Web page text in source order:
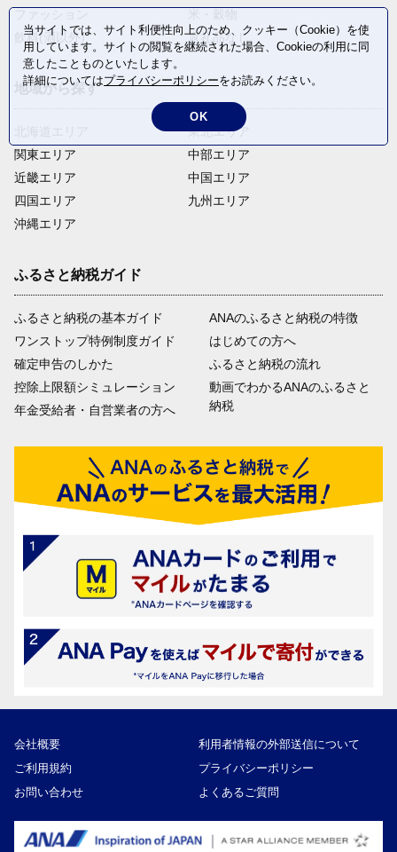
飲料(酒以外)
返礼品なし
地域から探す
関東エリア
近畿エリア
四国エリア
沖縄エリア
東北エリア
中部エリア
中国エリア
九州エリア
ふるさと納税ガイド
ふるさと納税の基本ガイド
ワンストップ特例制度ガイド
確定申告のしかた
控除上限額シミュレーション
年金受給者・自営業者の方へ
ANAのふるさと納税の特徴
はじめての方へ
ふるさと納税の流れ
動画でわかるANAのふるさと
納税
会社概要
利用者情報の外部送信について
ご利用規約
プライバシーポリシー
お問い合わせ
よくあるご質問
当サイトでは、サイト利便性向上のため、クッキー（Cookie）を使
用しています。サイトの閲覧を継続された場合、Cookieの利用に同
意したことものといたします。
詳細についてはプライバシーポリシーをお読みください。
OK